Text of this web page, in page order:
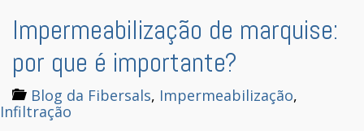
Impermeabilização de marquise:
por que é importante?
Blog da Fibersals, Impermeabilização,
Infiltração